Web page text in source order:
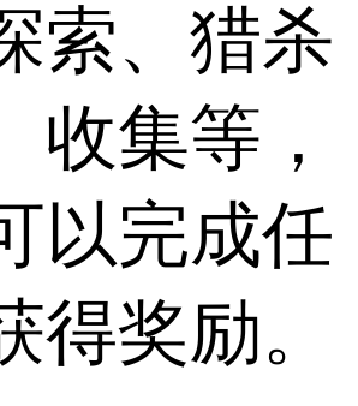
索、猎杀
收集等，
以完成任
得奖励。